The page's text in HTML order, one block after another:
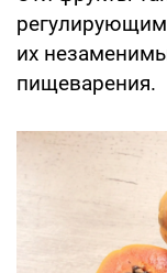
регулирующим
их
пищеварения.